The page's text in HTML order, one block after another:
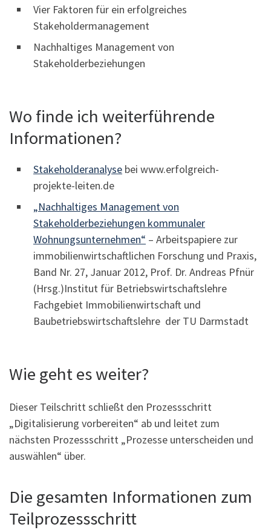
Vier Faktoren für ein erfolgreiches
Stakeholdermanagement
Nachhaltiges Management von
Stakeholderbeziehungen
Wo finde ich weiterführende
Informationen?
Stakeholderanalyse bei www.erfolgreich-
projekte-leiten.de
„Nachhaltiges Management von
Stakeholderbeziehungen kommunaler
Wohnungsunternehmen“ – Arbeitspapiere zur
immobilienwirtschaftlichen Forschung und Praxis,
Band Nr. 27, Januar 2012, Prof. Dr. Andreas Pfnür
(Hrsg.)Institut für Betriebswirtschaftslehre
Fachgebiet Immobilienwirtschaft und
Baubetriebswirtschaftslehre der TU Darmstadt
Wie geht es weiter?
Dieser Teilschritt schließt den Prozessschritt
„Digitalisierung vorbereiten“ ab und leitet zum
nächsten Prozessschritt „Prozesse unterscheiden und
auswählen“ über.
Die gesamten Informationen zum
Teilprozessschritt